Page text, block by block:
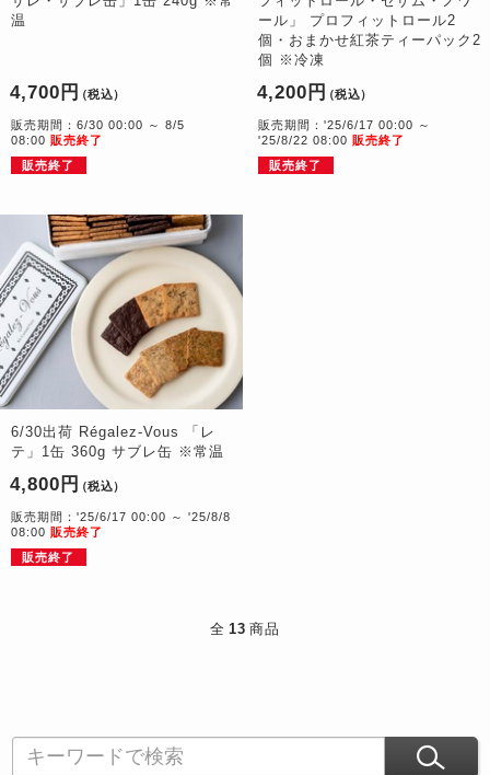
温
4,700円 （税込）
販売期間：6/30 00:00 ～ 8/5
08:00 販売終了
販売終了
ール」 プロフィットロール2
個・おまかせ紅茶ティーパック2
個 ※冷凍
4,200円 （税込）
販売期間：'25/6/17 00:00 ～
'25/8/22 08:00 販売終了
販売終了
6/30出荷 Régalez-Vous 「レ
テ」1缶 360g サブレ缶 ※常温
4,800円 （税込）
販売期間：'25/6/17 00:00 ～ '25/8/8
08:00 販売終了
販売終了
全 13 商品